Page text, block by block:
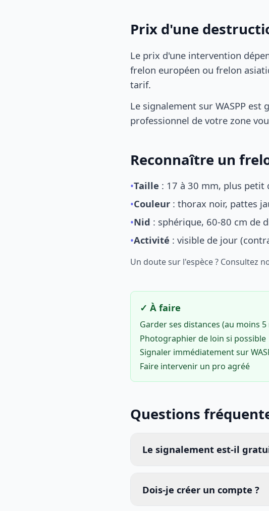
Prix d'une
Le prix d'une intervention
frelon européen ou frelon
tarif.
Le signalement sur WASPP
professionnel de votre zone
Reconnaître un
•Taille : 17 à 30 mm, plus petit
•Couleur : thorax noir, pattes
•Nid : sphérique, 60-80 cm de
•Activité : visible de jour
Un doute sur l'espèce ? Consultez
✓ À faire
Garder ses distances (au moins 5
Photographier de loin si possible
Signaler immédiatement sur
Faire intervenir un pro agréé
Questions
Le signalement est-il
Dois-je créer un compte ?